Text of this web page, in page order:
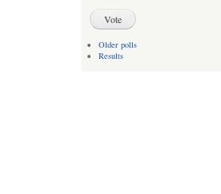
Older polls
Results